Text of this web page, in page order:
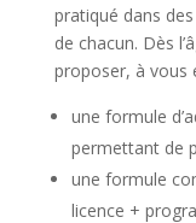
pratiqué dans
de chacun. Dès
proposer, à vous
une formule
permettant de
une formule
licence +